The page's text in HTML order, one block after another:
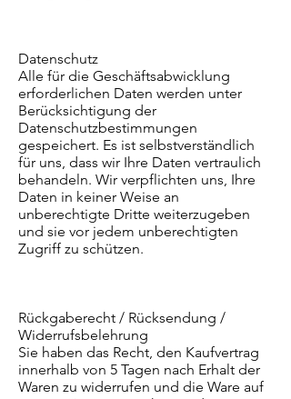
Datenschutz
Alle für die Geschäftsabwicklung
erforderlichen Daten werden unter
Berücksichtigung der
Datenschutzbestimmungen
gespeichert. Es ist selbstverständlich
für uns, dass wir Ihre Daten vertraulich
behandeln. Wir verpflichten uns, Ihre
Daten in keiner Weise an
unberechtigte Dritte weiterzugeben
und sie vor jedem unberechtigten
Zugriff zu schützen.
Rückgaberecht / Rücksendung /
Widerrufsbelehrung
Sie haben das Recht, den Kaufvertrag
innerhalb von 5 Tagen nach Erhalt der
Waren zu widerrufen und die Ware auf